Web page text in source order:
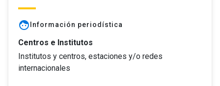
face Información periodística
Centros e Institutos
Institutos y centros, estaciones y/o redes
internacionales